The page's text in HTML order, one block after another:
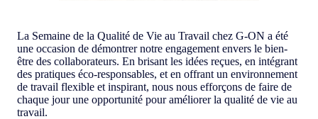
La Semaine de la Qualité de Vie au Travail chez G-ON a été
une occasion de démontrer notre engagement envers le bien-
être des collaborateurs. En brisant les idées reçues, en intégrant
des pratiques éco-responsables, et en offrant un environnement
de travail flexible et inspirant, nous nous efforçons de faire de
chaque jour une opportunité pour améliorer la qualité de vie au
travail.